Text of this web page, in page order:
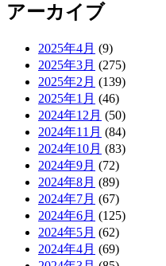
アーカイブ
2025年4月 (9)
2025年3月 (275)
2025年2月 (139)
2025年1月 (46)
2024年12月 (50)
2024年11月 (84)
2024年10月 (83)
2024年9月 (72)
2024年8月 (89)
2024年7月 (67)
2024年6月 (125)
2024年5月 (62)
2024年4月 (69)